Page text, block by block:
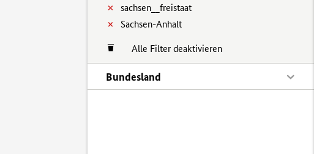
sachsen__freistaat
Sachsen-Anhalt
Alle Filter deaktivieren
Bundesland